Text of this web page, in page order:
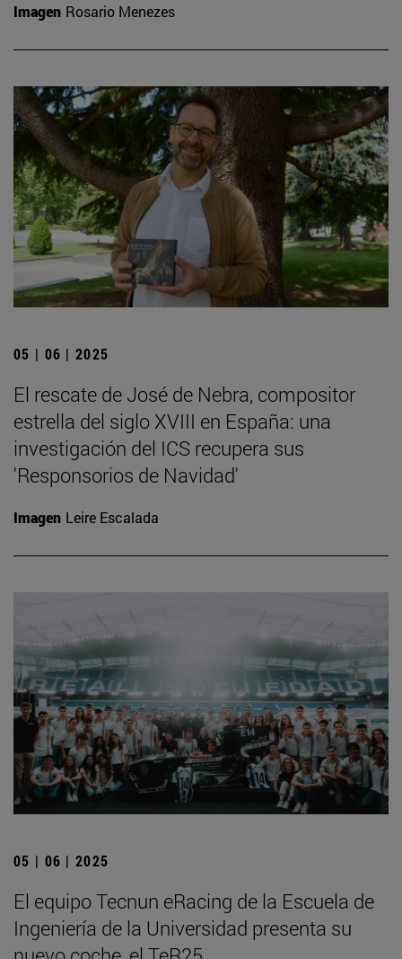
Imagen Rosario Menezes
05 | 06 | 2025
El rescate de José de Nebra, compositor
estrella del siglo XVIII en España: una
investigación del ICS recupera sus
'Responsorios de Navidad'
Imagen Leire Escalada
05 | 06 | 2025
El equipo Tecnun eRacing de la Escuela de
Ingeniería de la Universidad presenta su